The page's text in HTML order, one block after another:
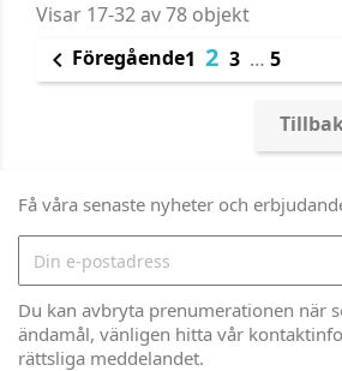
Visar 17-32 av 78 objekt
 Föregående1 2 3 … 5
Få våra senaste nyheter och
Du kan avbryta prenumerationen när
ändamål, vänligen hitta vår
rättsliga meddelandet.